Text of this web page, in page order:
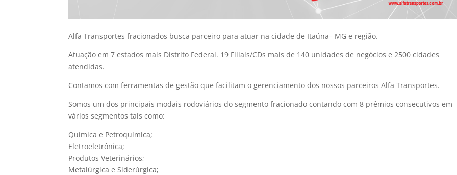
Alfa Transportes fracionados busca parceiro para atuar na cidade de Itaúna– MG e região.
Atuação em 7 estados mais Distrito Federal. 19 Filiais/CDs mais de 140 unidades de negócios e 2500 cidades
atendidas.
Contamos com ferramentas de gestão que facilitam o gerenciamento dos nossos parceiros Alfa Transportes.
Somos um dos principais modais rodoviários do segmento fracionado contando com 8 prêmios consecutivos em
vários segmentos tais como:
Química e Petroquímica;
Eletroeletrônica;
Produtos Veterinários;
Metalúrgica e Siderúrgica;